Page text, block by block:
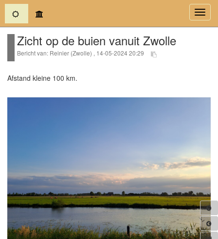
(current)
Zicht op de buien vanuit Zwolle
Bericht van: Reinier (Zwolle) , 14-05-2024 20:29
Afstand kleine 100 km.